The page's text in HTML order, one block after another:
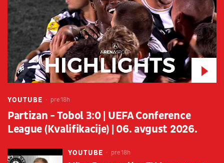
YOUTUBE pre 18h
Partizan - Tobol 3:0 | UEFA Conference
League (Kvalifikacije) | 06. avgust 2026.
YOUTUBE pre 18h